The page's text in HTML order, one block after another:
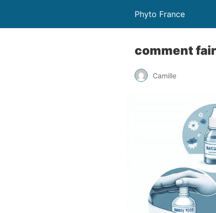
Phyto France
comment
Camille